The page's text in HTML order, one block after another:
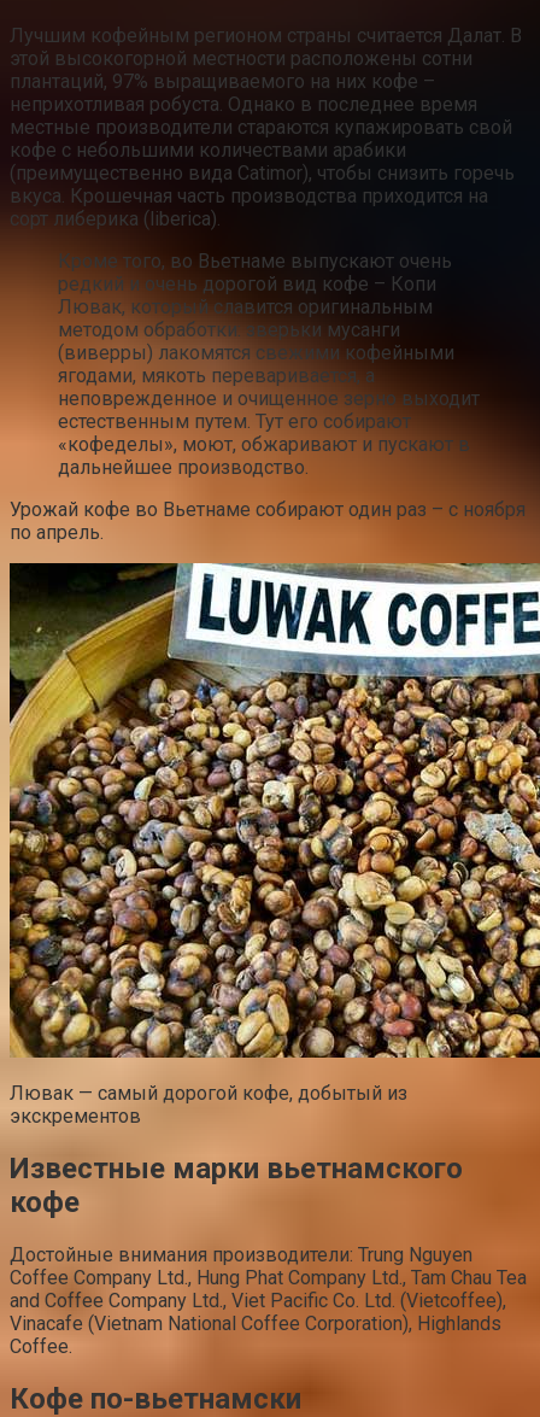
Лучшим кофейным регионом страны считается Далат. В
этой высокогорной местности расположены сотни
плантаций, 97% выращиваемого на них кофе –
неприхотливая робуста. Однако в последнее время
местные производители стараются купажировать свой
кофе с небольшими количествами арабики
(преимущественно вида Catimor), чтобы снизить горечь
вкуса. Крошечная часть производства приходится на
сорт либерика (liberica).
Кроме того, во Вьетнаме выпускают очень
редкий и очень дорогой вид кофе – Копи
Лювак, который славится оригинальным
методом обработки: зверьки мусанги
(виверры) лакомятся свежими кофейными
ягодами, мякоть переваривается, а
неповрежденное и очищенное зерно выходит
естественным путем. Тут его собирают
«кофеделы», моют, обжаривают и пускают в
дальнейшее производство.
Урожай кофе во Вьетнаме собирают один раз – с ноября
по апрель.
Лювак — самый дорогой кофе, добытый из
экскрементов
Известные марки вьетнамского
кофе
Достойные внимания производители: Trung Nguyen
Coffee Company Ltd., Hung Phat Company Ltd., Tam Chau Tea
and Coffee Company Ltd., Viet Pacific Co. Ltd. (Vietcoffee),
Vinacafe (Vietnam National Coffee Corporation), Highlands
Coffee.
Кофе по-вьетнамски